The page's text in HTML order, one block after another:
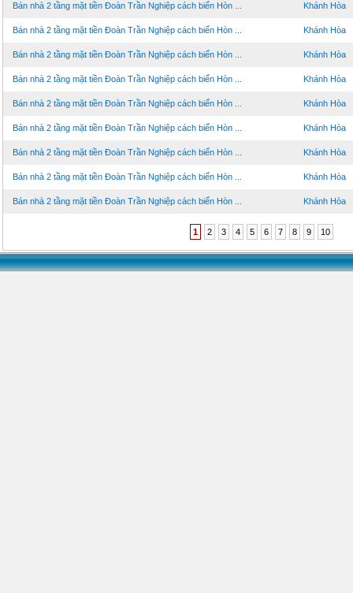
Bán nhà 2 tầng mặt tiền Đoàn Trần Nghiệp cách biển Hòn ... Khánh Hòa
Bán nhà 2 tầng mặt tiền Đoàn Trần Nghiệp cách biển Hòn ... Khánh Hòa
Bán nhà 2 tầng mặt tiền Đoàn Trần Nghiệp cách biển Hòn ... Khánh Hòa
Bán nhà 2 tầng mặt tiền Đoàn Trần Nghiệp cách biển Hòn ... Khánh Hòa
Bán nhà 2 tầng mặt tiền Đoàn Trần Nghiệp cách biển Hòn ... Khánh Hòa
Bán nhà 2 tầng mặt tiền Đoàn Trần Nghiệp cách biển Hòn ... Khánh Hòa
Bán nhà 2 tầng mặt tiền Đoàn Trần Nghiệp cách biển Hòn ... Khánh Hòa
Bán nhà 2 tầng mặt tiền Đoàn Trần Nghiệp cách biển Hòn ... Khánh Hòa
Bán nhà 2 tầng mặt tiền Đoàn Trần Nghiệp cách biển Hòn ... Khánh Hòa
1 2 3 4 5 6 7 8 9 10